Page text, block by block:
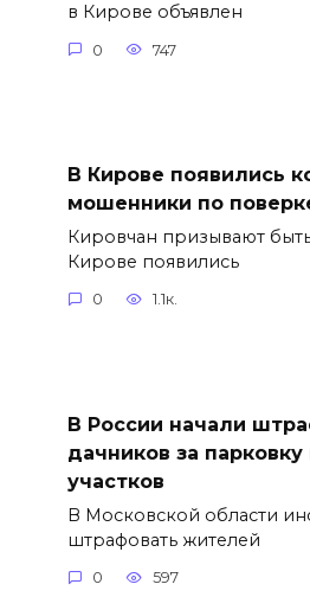
в Кирове объявлен
0 747
В Кирове появились
мошенники по
Кировчан призывают
Кирове появились
0 1.1к.
В России начали
дачников за парковку
участков
В Московской области
штрафовать жителей
0 597